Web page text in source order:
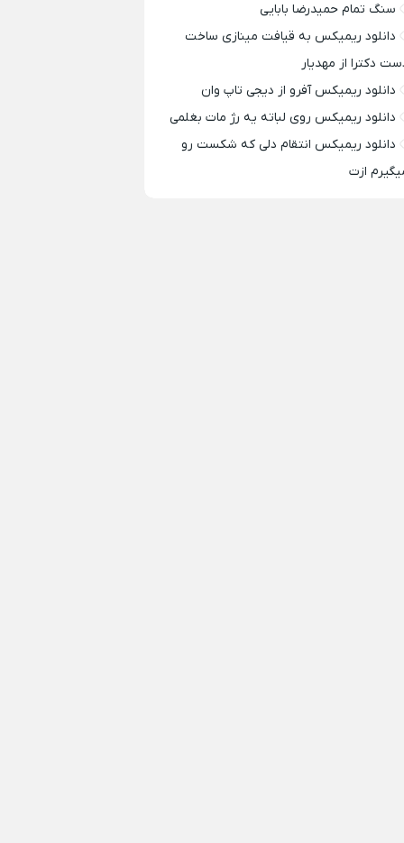
سنگ تمام حمیدرضا بابایی
دانلود ریمیکس به قیافت مینازی ساخت
دکترا از مهدیار
دانلود ریمیکس آفرو از ديجی تاپ وان
دانلود ریمیکس روی لباته یه رژ مات بغلمی
دانلود ریمیکس انتقام دلی که شکست رو
ازت